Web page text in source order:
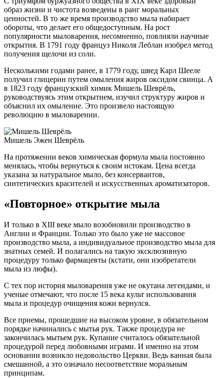
образ жизни и чистота возведены в ранг моральных
ценностей. В то же время производство мыла набирает
обороты, что делает его общедоступным. На рост
популярности мыловарения, несомненно, повлияли научные
открытия. В 1791 году француз Николя Леблан изобрел метод
получения щелочи из соли.
Несколькими годами ранее, в 1779 году, швед Карл Шееле
получил глицерин путем омыления жиров оксидом свинца. А
в 1823 году французский химик Мишель Шеврёль,
руководствуясь этим открытием, изучил структуру жиров и
объяснил их омыление. Это произвело настоящую
революцию в мыловарении.
Мишель Эжен Шеврёль
На протяжении веков химическая формула мыла постоянно
менялась, чтобы вернуться к своим истокам. Цена всегда
указана за натуральное мыло, без консервантов,
синтетических красителей и искусственных ароматизаторов.
«Повторное» открытие мыла
И только в XIII веке мыло возобновили производство в
Англии и Франции. Только это было уже не массовое
производство мыла, а индивидуальное производство мыла для
знатных семей. И полагались на такую ​​эксклюзивную
процедуру только фармацевты (кстати, они изобретатели
мыла из люфы).
С тех пор история мыловарения уже не окутана легендами, и
ученые отмечают, что после 15 века культ использования
мыла и процедур очищения кожи вернулся.
Все приемы, прошедшие на высоком уровне, в обязательном
порядке начинались с мытья рук. Также процедура не
закончилась мытьем рук. Купание считалось обязательной
процедурой перед любовными играми. И именно на этом
основании возникло недовольство Церкви. Ведь ванная была
смешанной, а это означало несоответствие моральным
принципам.